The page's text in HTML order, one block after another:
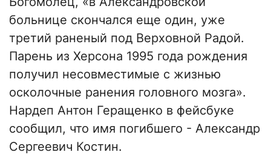
больнице скончался еще один, уже
третий раненый под Верховной Радой.
Парень из Херсона 1995 года рождения
получил несовместимые с жизнью
осколочные ранения головного мозга».
Нардеп Антон Геращенко в фейсбуке
сообщил, что имя погибшего - Александр
Сергеевич Костин.